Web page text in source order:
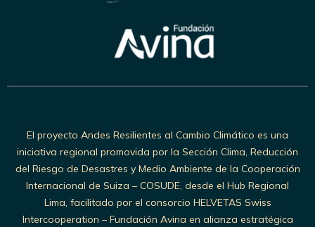
El proyecto Andes Resilientes al Cambio Climático es una
iniciativa regional promovida por la Sección Clima, Reducción
del Riesgo de Desastres y Medio Ambiente de la Cooperación
Internacional de Suiza – COSUDE, desde el Hub Regional
Lima, facilitado por el consorcio HELVETAS Swiss
Intercooperation – Fundación Avina en alianza estratégica